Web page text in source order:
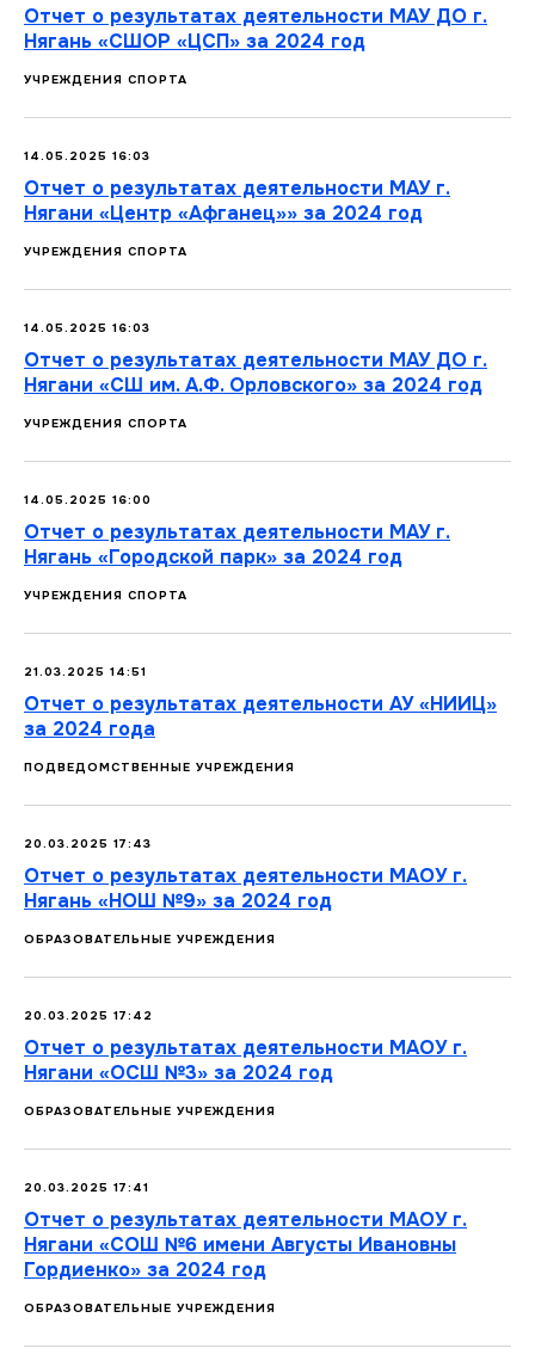
Отчет о результатах деятельности МАУ ДО г.
Нягань «СШОР «ЦСП» за 2024 год
УЧРЕЖДЕНИЯ СПОРТА
14.05.2025 16:03
Отчет о результатах деятельности МАУ г.
Нягани «Центр «Афганец»» за 2024 год
УЧРЕЖДЕНИЯ СПОРТА
14.05.2025 16:03
Отчет о результатах деятельности МАУ ДО г.
Нягани «СШ им. А.Ф. Орловского» за 2024 год
УЧРЕЖДЕНИЯ СПОРТА
14.05.2025 16:00
Отчет о результатах деятельности МАУ г.
Нягань «Городской парк» за 2024 год
УЧРЕЖДЕНИЯ СПОРТА
21.03.2025 14:51
Отчет о результатах деятельности АУ «НИИЦ»
за 2024 года
ПОДВЕДОМСТВЕННЫЕ УЧРЕЖДЕНИЯ
20.03.2025 17:43
Отчет о результатах деятельности МАОУ г.
Нягань «НОШ №9» за 2024 год
ОБРАЗОВАТЕЛЬНЫЕ УЧРЕЖДЕНИЯ
20.03.2025 17:42
Отчет о результатах деятельности МАОУ г.
Нягани «ОСШ №3» за 2024 год
ОБРАЗОВАТЕЛЬНЫЕ УЧРЕЖДЕНИЯ
20.03.2025 17:41
Отчет о результатах деятельности МАОУ г.
Нягани «СОШ №6 имени Августы Ивановны
Гордиенко» за 2024 год
ОБРАЗОВАТЕЛЬНЫЕ УЧРЕЖДЕНИЯ